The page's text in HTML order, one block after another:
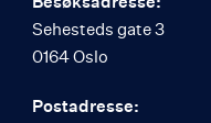
Sehesteds gate 3
0164 Oslo
Postadresse: